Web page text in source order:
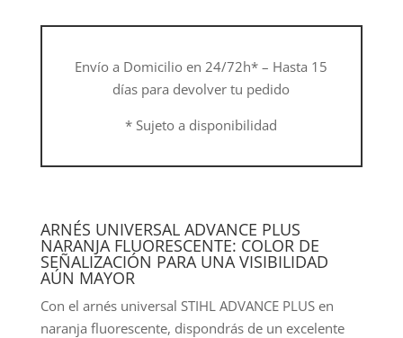
Envío a Domicilio en 24/72h* – Hasta 15
días para devolver tu pedido
* Sujeto a disponibilidad
ARNÉS UNIVERSAL ADVANCE PLUS
NARANJA FLUORESCENTE: COLOR DE
SEÑALIZACIÓN PARA UNA VISIBILIDAD
AÚN MAYOR
Con el arnés universal STIHL ADVANCE PLUS en
naranja fluorescente, dispondrás de un excelente